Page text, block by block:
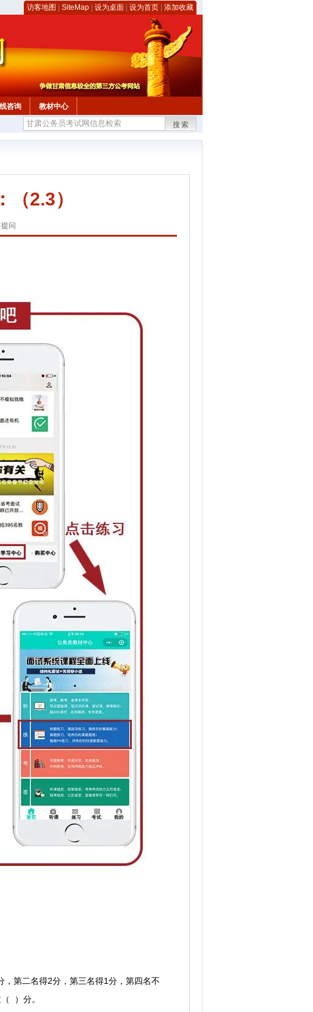
访客地图 SiteMap 设为桌面 设为首页 添加收藏
咨询
教材中心
搜索
2.3）
问
第二名得2分，第三名得1分，第四名不
）分。